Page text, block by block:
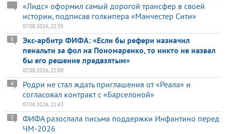
«Лидс» оформил самый дорогой трансфер в своей
истории, подписав голкипера «Манчестер Сити»
07.08.2026, 22:35
Экс-арбитр ФИФА: «Если бы рефери назначил
пенальти за фол на Пономаренко, то никто не назвал
бы его решение предвзятым»
8
07.08.2026, 22:09
Родри не стал ждать приглашения от «Реала» и
согласовал контракт с «Барселоной»
4
07.08.2026, 21:43
ФИФА разослала письма поддержки Инфантино перед
ЧМ-2026
3